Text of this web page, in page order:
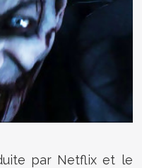
par Netflix et le